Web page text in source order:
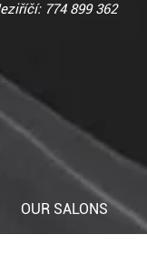
774 899 362
OUR SALONS